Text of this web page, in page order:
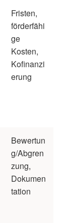
Fristen,
förderfähi
ge
Kosten,
Kofinanzi
erung
Bewertun
g/Abgren
zung,
Dokumen
tation